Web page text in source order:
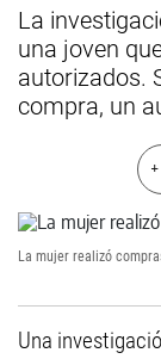
La
una joven
autorizados.
compra, un
La mujer realizó
Una